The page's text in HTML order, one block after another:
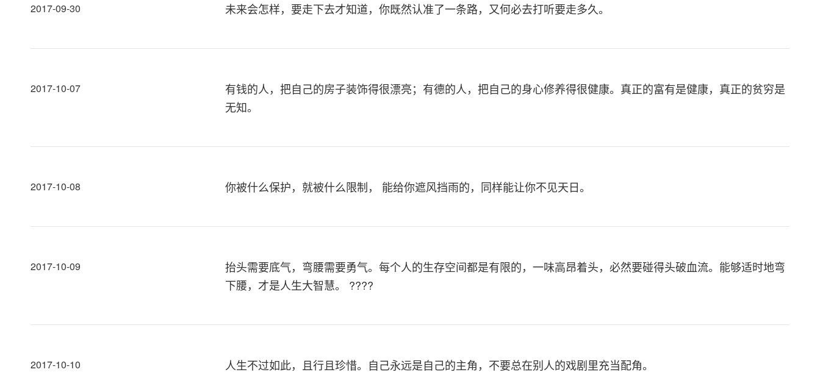
2017-09-30 未来会怎样，要走下去才知道，你既然认准了一条路，又何必去打听要走多久。
2017-10-07
有钱的人，把自己的房子装饰得很漂亮；有德的人，把自己的身心修养得很健康。真正的富有是健康，真正的贫穷是
无知。
2017-10-08 你被什么保护，就被什么限制， 能给你遮风挡雨的，同样能让你不见天日。
2017-10-09
抬头需要底气，弯腰需要勇气。每个人的生存空间都是有限的，一味高昂着头，必然要碰得头破血流。能够适时地弯
下腰，才是人生大智慧。 ????
2017-10-10 人生不过如此，且行且珍惜。自己永远是自己的主角，不要总在别人的戏剧里充当配角。